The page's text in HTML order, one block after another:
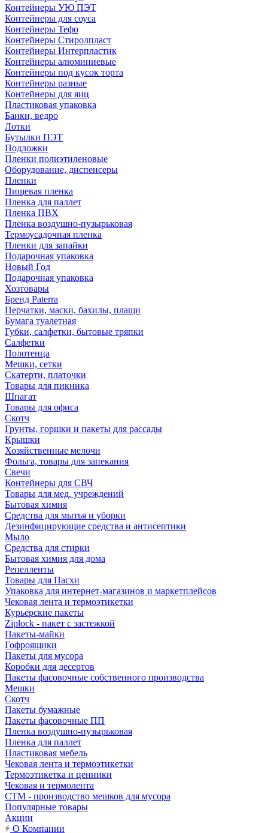
Контейнеры УЮ ПЭТ
Контейнеры для соуса
Контейнеры Тефо
Контейнеры Стиролпласт
Контейнеры Интерпластик
Контейнеры алюминиевые
Контейнеры под кусок торта
Контейнеры разные
Контейнеры для яиц
Пластиковая упаковка
Банки, ведро
Лотки
Бутылки ПЭТ
Подложки
Пленки полиэтиленовые
Оборудование, диспенсеры
Пленки
Пищевая пленка
Пленка для паллет
Пленка ПВХ
Пленка воздушно-пузырьковая
Термоусадочная пленка
Пленки для запайки
Подарочная упаковка
Новый Год
Подарочная упаковка
Хозтовары
Бренд Paterra
Перчатки, маски, бахилы, плащи
Бумага туалетная
Губки, салфетки, бытовые тряпки
Салфетки
Полотенца
Мешки, сетки
Скатерти, платочки
Товары для пикника
Шпагат
Товары для офиса
Скотч
Грунты, горшки и пакеты для рассады
Крышки
Хозяйственные мелочи
Фольга, товары для запекания
Свечи
Контейнеры для СВЧ
Товары для мед. учреждений
Бытовая химия
Средства для мытья и уборки
Дезинфицирующие средства и антисептики
Мыло
Средства для стирки
Бытовая химия для дома
Репелленты
Товары для Пасхи
Упаковка для интернет-магазинов и маркетплейсов
Чековая лента и термоэтикетки
Курьерские пакеты
Ziplock - пакет с застежкой
Пакеты-майки
Гофроящики
Пакеты для мусора
Коробки для десертов
Пакеты фасовочные собственного производства
Мешки
Скотч
Пакеты бумажные
Пакеты фасовочные ПП
Пленка воздушно-пузырьковая
Пленка для паллет
Пластиковая мебель
Чековая лента и термоэтикетки
Термоэтикетка и ценники
Чековая и термолента
СТМ - производство мешков для мусора
Популярные товары
Акции
О Компании